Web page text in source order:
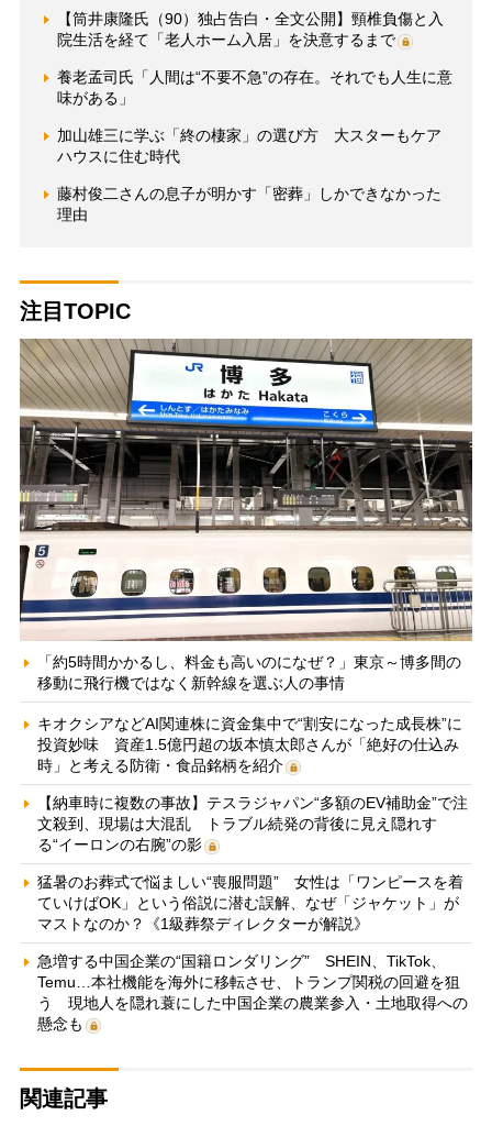
【筒井康隆氏（90）独占告白・全文公開】頸椎負傷と入
院生活を経て「老人ホーム入居」を決意するまで
養老孟司氏「人間は“不要不急”の存在。それでも人生に意
味がある」
加山雄三に学ぶ「終の棲家」の選び方 大スターもケア
ハウスに住む時代
藤村俊二さんの息子が明かす「密葬」しかできなかった
理由
注目TOPIC
「約5時間かかるし、料金も高いのになぜ？」東京～博多間の
移動に飛行機ではなく新幹線を選ぶ人の事情
キオクシアなどAI関連株に資金集中で“割安になった成長株”に
投資妙味 資産1.5億円超の坂本慎太郎さんが「絶好の仕込み
時」と考える防衛・食品銘柄を紹介
【納車時に複数の事故】テスラジャパン“多額のEV補助金”で注
文殺到、現場は大混乱 トラブル続発の背後に見え隠れす
る“イーロンの右腕”の影
猛暑のお葬式で悩ましい“喪服問題” 女性は「ワンピースを着
ていけばOK」という俗説に潜む誤解、なぜ「ジャケット」が
マストなのか？《1級葬祭ディレクターが解説》
急増する中国企業の“国籍ロンダリング” SHEIN、TikTok、
Temu…本社機能を海外に移転させ、トランプ関税の回避を狙
う 現地人を隠れ蓑にした中国企業の農業参入・土地取得への
懸念も
関連記事